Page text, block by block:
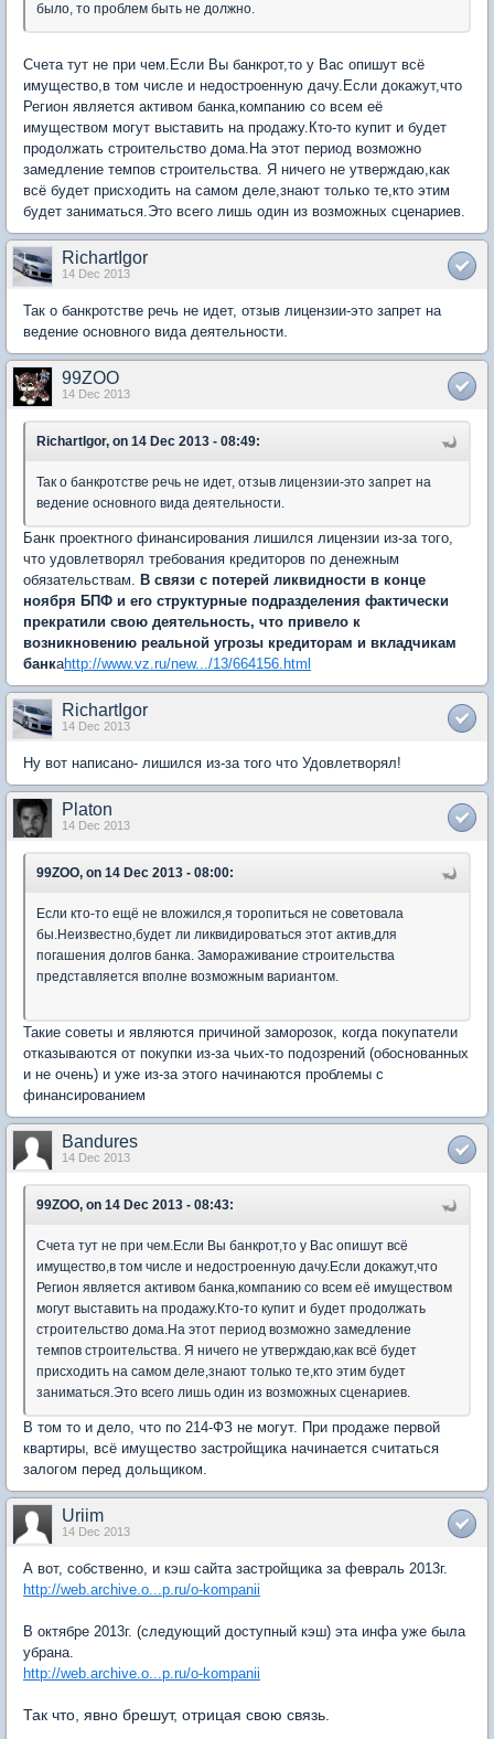
было, то проблем быть не должно.
Счета тут не при чем.Если Вы банкрот,то у Вас опишут всё
имущество,в том числе и недостроенную дачу.Если докажут,что
Регион является активом банка,компанию со всем её
имуществом могут выставить на продажу.Кто-то купит и будет
продолжать строительство дома.На этот период возможно
замедление темпов строительства. Я ничего не утверждаю,как
всё будет присходить на самом деле,знают только те,кто этим
будет заниматься.Это всего лишь один из возможных сценариев.
RichartIgor
14 Dec 2013
Так о банкротстве речь не идет, отзыв лицензии-это запрет на
ведение основного вида деятельности.
99ZOO
14 Dec 2013
RichartIgor, on 14 Dec 2013 - 08:49:
Так о банкротстве речь не идет, отзыв лицензии-это запрет на
ведение основного вида деятельности.
Банк проектного финансирования лишился лицензии из-за того,
что удовлетворял требования кредиторов по денежным
обязательствам. В связи с потерей ликвидности в конце
ноября БПФ и его структурные подразделения фактически
прекратили свою деятельность, что привело к
возникновению реальной угрозы кредиторам и вкладчикам
банкаhttp://www.vz.ru/new.../13/664156.html
RichartIgor
14 Dec 2013
Ну вот написано- лишился из-за того что Удовлетворял!
Platon
14 Dec 2013
99ZOO, on 14 Dec 2013 - 08:00:
Если кто-то ещё не вложился,я торопиться не советовала
бы.Неизвестно,будет ли ликвидироваться этот актив,для
погашения долгов банка. Замораживание строительства
представляется вполне возможным вариантом.
Такие советы и являются причиной заморозок, когда покупатели
отказываются от покупки из-за чьих-то подозрений (обоснованных
и не очень) и уже из-за этого начинаются проблемы с
финансированием
Bandures
14 Dec 2013
99ZOO, on 14 Dec 2013 - 08:43:
Счета тут не при чем.Если Вы банкрот,то у Вас опишут всё
имущество,в том числе и недостроенную дачу.Если докажут,что
Регион является активом банка,компанию со всем её имуществом
могут выставить на продажу.Кто-то купит и будет продолжать
строительство дома.На этот период возможно замедление
темпов строительства. Я ничего не утверждаю,как всё будет
присходить на самом деле,знают только те,кто этим будет
заниматься.Это всего лишь один из возможных сценариев.
В том то и дело, что по 214-ФЗ не могут. При продаже первой
квартиры, всё имущество застройщика начинается считаться
залогом перед дольщиком.
Uriim
14 Dec 2013
А вот, собственно, и кэш сайта застройщика за февраль 2013г.
http://web.archive.o...p.ru/o-kompanii
В октябре 2013г. (следующий доступный кэш) эта инфа уже была
убрана.
http://web.archive.o...p.ru/o-kompanii
Так что, явно брешут, отрицая свою связь.